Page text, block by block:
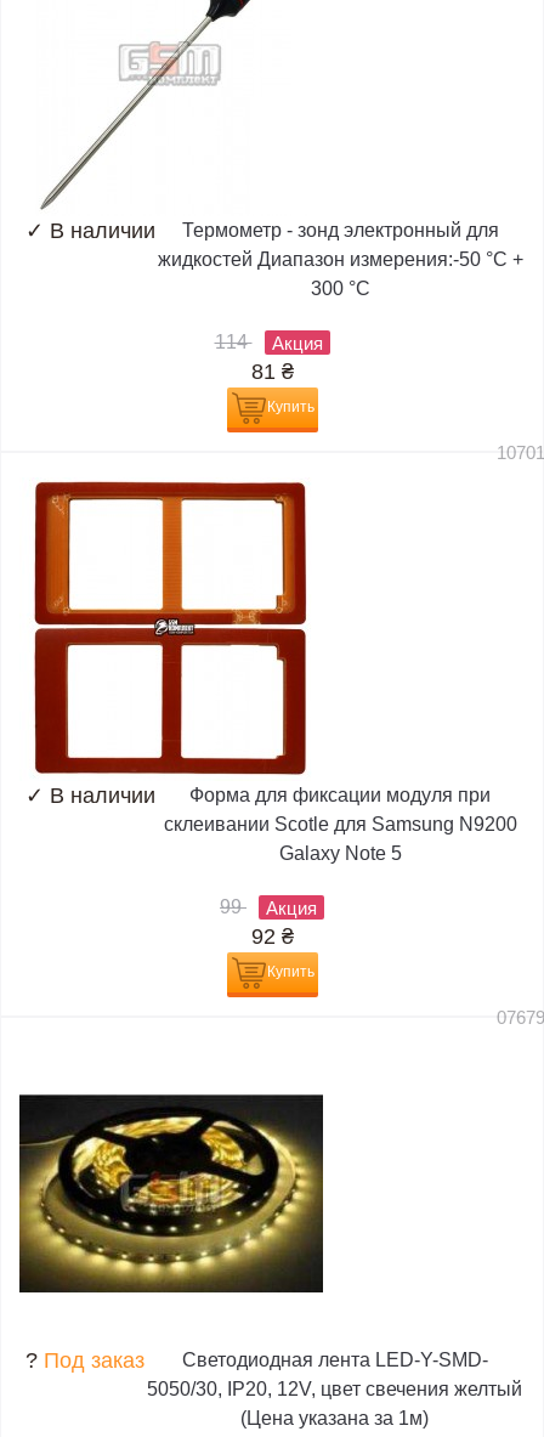
✓ В наличии
Термометр - зонд электронный для
жидкостей Диапазон измерения:-50 °C +
300 °C
114 Акция
81 ₴
Купить
✓ В наличии
Форма для фиксации модуля при
склеивании Scotle для Samsung N9200
Galaxy Note 5
99 Акция
92 ₴
Купить
? Под заказ
Светодиодная лента LED-Y-SMD-
5050/30, IP20, 12V, цвет свечения желтый
(Цена указана за 1м)